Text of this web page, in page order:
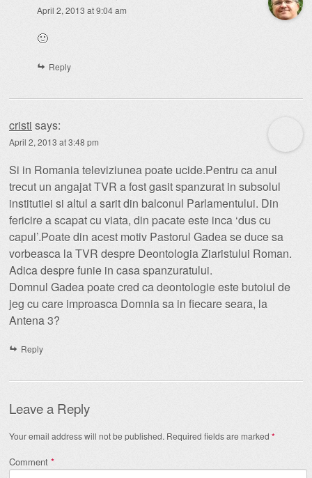
April 2, 2013 at 9:04 am
🙂
Reply
cristi says:
April 2, 2013 at 3:48 pm
Si in Romania televiziunea poate ucide.Pentru ca anul
trecut un angajat TVR a fost gasit spanzurat in subsolul
institutiei si altul a sarit din balconul Parlamentului. Din
fericire a scapat cu viata, din pacate este inca ‘dus cu
capul’.Poate din acest motiv Pastorul Gadea se duce sa
vorbeasca la TVR despre Deontologia Ziaristului Roman.
Adica despre funie in casa spanzuratului.
Domnul Gadea poate cred ca deontologie este butoiul de
jeg cu care improasca Domnia sa in fiecare seara, la
Antena 3?
Reply
Leave a Reply
Your email address will not be published. Required fields are marked *
Comment *